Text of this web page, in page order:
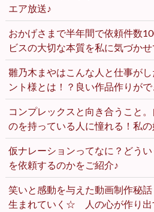
エア放送♪
おかげさまで半年間で依頼件数
ビスの大切な本質を私に気づか
雛乃木まやはこんな人と仕事が
ント様とは！？良い作品作りが
コンプレックスと向き合うこと
のを持っている人に憧れる！私
仮ナレーションってなに？どう
を依頼するのかをご紹介♪
笑いと感動を与えた動画制作秘
生まれていく☆ 人の心が作り出